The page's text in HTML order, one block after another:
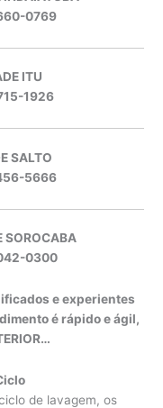
0769
ITU
1926
SALTO
5666
SOROCABA
0300
e experientes
é rápido e ágil,
de lavagem, os